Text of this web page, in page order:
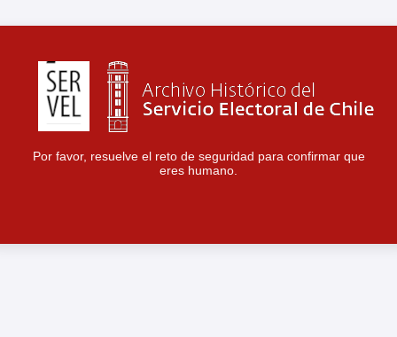
Por favor, resuelve el reto de seguridad para confirmar que
eres humano.